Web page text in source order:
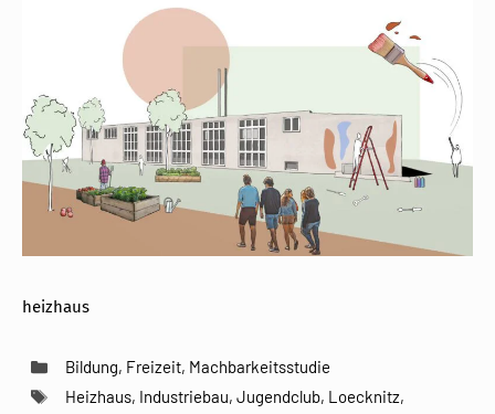
heizhaus
Kategorien
Bildung, Freizeit, Machbarkeitsstudie
Schlagwörter
Heizhaus, Industriebau, Jugendclub, Loecknitz,